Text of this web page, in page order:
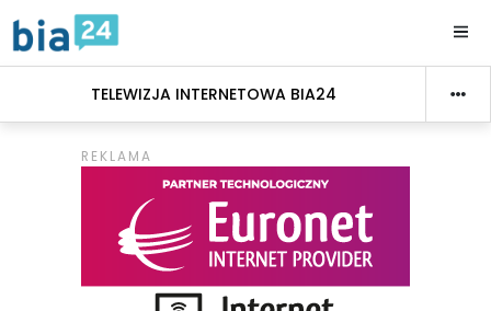
TELEWIZJA INTERNETOWA BIA24